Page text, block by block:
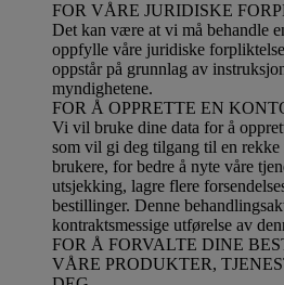
FOR VÅRE JURIDISKE
Det kan være at vi må behandle
oppfylle våre juridiske
oppstår på grunnlag av
myndighetene.
FOR Å OPPRETTE EN
Vi vil bruke dine data for å
som vil gi deg tilgang til en
brukere, for bedre å nyte våre
utsjekking, lagre flere
bestillinger. Denne
kontraktsmessige utførelse av
FOR Å FORVALTE DINE
VÅRE PRODUKTER,